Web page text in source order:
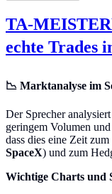
TA-
echte Trades
📉 Marktanalyse im
Der Sprecher
geringem Volumen
dass dies eine Zeit
SpaceX) und zum
Wichtige Charts und